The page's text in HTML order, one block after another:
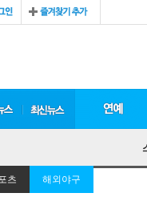
츠 해외야구